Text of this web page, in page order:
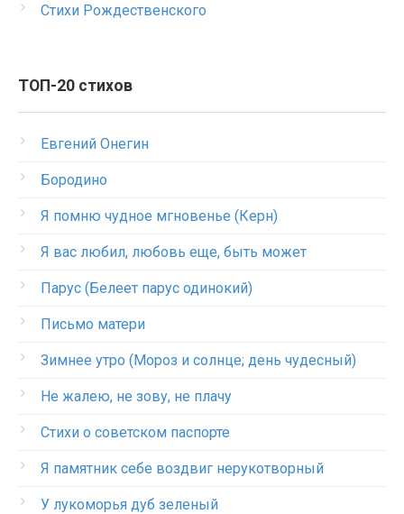
Стихи Рождественского
ТОП-20 стихов
Евгений Онегин
Бородино
Я помню чудное мгновенье (Керн)
Я вас любил, любовь еще, быть может
Парус (Белеет парус одинокий)
Письмо матери
Зимнее утро (Мороз и солнце; день чудесный)
Не жалею, не зову, не плачу
Стихи о советском паспорте
Я памятник себе воздвиг нерукотворный
У лукоморья дуб зеленый